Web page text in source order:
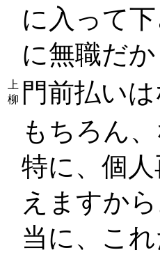
に入って
に無職だ
上
柳 門前払いは
もちろん、
特に、個
えますか
当に、こ